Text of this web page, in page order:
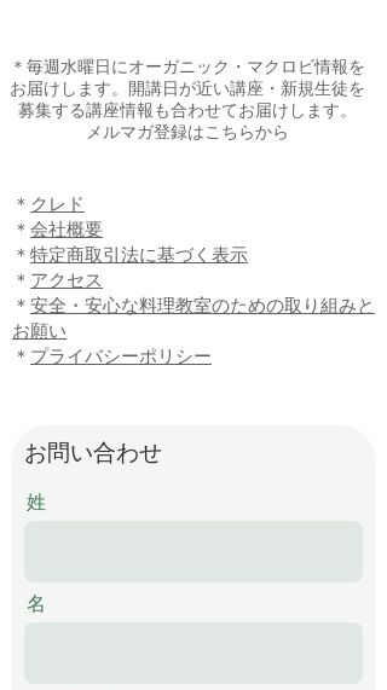
＊毎週水曜日にオーガニック・マクロビ情報を
お届けします。開講日が近い講座・新規生徒を
募集する講座情報も合わせてお届けします。
​メルマガ登録はこちらから
​＊ クレド
＊ 会社概要
​＊ 特定商取引法に基づく表示
​＊ アクセス
​＊ 安全・安心な料理教室のための取り組みと
お願い
​＊ プライバシーポリシー
お問い合わせ
姓
名